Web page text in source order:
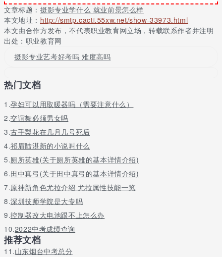
2.可以去到各大、中城市的影楼，摄影工作室、影视中心等。
3.摄影功底够深厚，还可以做自由摄影师，像自由作家一样，签约
供稿于一些图片类的门户网站，不用坐班，全世界旅游。
文章标题： 摄影专业学什么 就业前景怎么样
本文地址： http://smtp.cacti.55xw.net/show-33973.html
本文由合作方发布，不代表职业教育网立场，转载联系作者并注明
出处：职业教育网
摄影专业艺考好考吗 难度高吗
热门文档
1.孕妇可以用取暖器吗（需要注意什么）
2.交谊舞必须男女吗
3.古手梨花在几月几号死后
4.祁眉陆湛新的小说叫什么
5.厕所英雄(关于厕所英雄的基本详情介绍)
6.田中真弓(关于田中真弓的基本详情介绍)
7.原神新角色尤拉介绍 尤拉属性技能一览
8.深圳技师学院是大专吗
9.控制器改大电池跟不上怎么办
10.2022中考成绩查询
推荐文档
11.山东烟台中考总分